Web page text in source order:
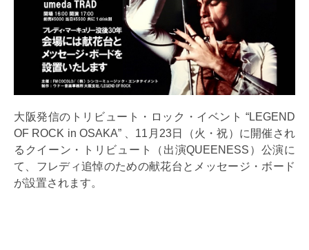
大阪発信のトリビュート・ロック・イベント “LEGEND
OF ROCK in OSAKA” 、11月23日（火・祝）に開催され
るクイーン・トリビュート（出演QUEENESS）公演に
て、フレディ追悼のための献花台とメッセージ・ボード
が設置されます。